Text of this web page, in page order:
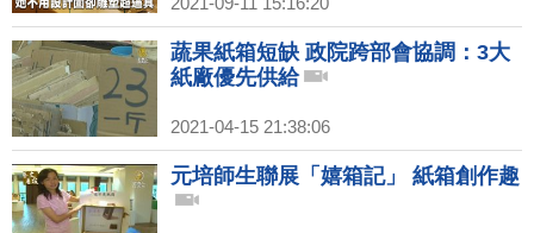
蔬果紙箱短缺 政院跨部會協調：3大
紙廠優先供給
2021-04-15 21:38:06
元培師生聯展「嬉箱記」 紙箱創作趣